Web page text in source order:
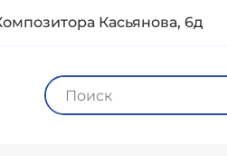
Касьянова, 6д